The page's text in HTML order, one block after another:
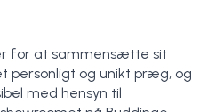
for at sammensætte sit
personligt og unikt præg, og
med hensyn til